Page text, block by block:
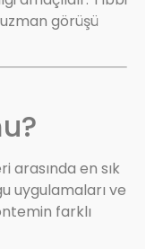
görüşü
arasında en sık
uygulamaları ve
farklı